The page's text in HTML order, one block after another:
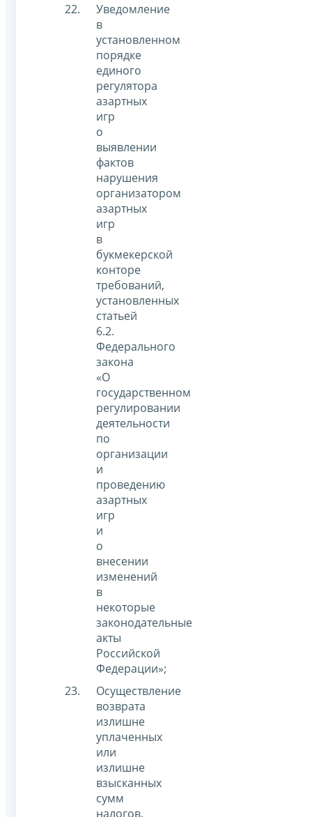
Уведомление
в
установленном
порядке
единого
регулятора
азартных
игр
о
выявлении
фактов
нарушения
организатором
азартных
игр
в
букмекерской
конторе
требований,
установленных
статьей
6.2.
Федерального
закона
«О
государственном
регулировании
деятельности
по
организации
и
проведению
азартных
игр
и
о
внесении
изменений
в
некоторые
законодательные
акты
Российской
Федерации»;
Осуществление
возврата
излишне
уплаченных
или
излишне
взысканных
сумм
налогов,